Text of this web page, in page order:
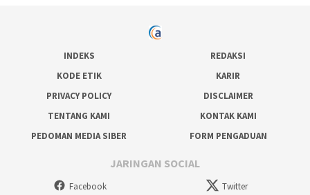
INDEKS
REDAKSI
KODE ETIK
KARIR
PRIVACY POLICY
DISCLAIMER
TENTANG KAMI
KONTAK KAMI
PEDOMAN MEDIA SIBER
FORM PENGADUAN
JARINGAN SOCIAL
Facebook Twitter